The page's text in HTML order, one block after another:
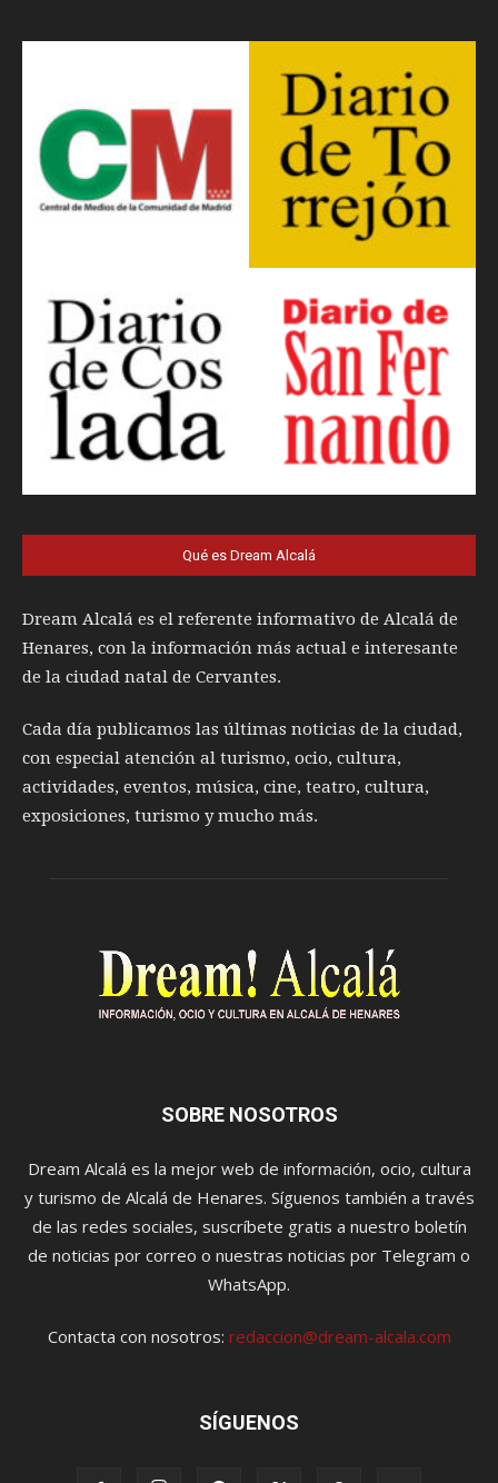
Qué es Dream Alcalá
Dream Alcalá es el referente informativo de Alcalá de
Henares, con la información más actual e interesante
de la ciudad natal de Cervantes.
Cada día publicamos las últimas noticias de la ciudad,
con especial atención al turismo, ocio, cultura,
actividades, eventos, música, cine, teatro, cultura,
exposiciones, turismo y mucho más.
SOBRE NOSOTROS
Dream Alcalá es la mejor web de información, ocio, cultura
y turismo de Alcalá de Henares. Síguenos también a través
de las redes sociales, suscríbete gratis a nuestro boletín
de noticias por correo o nuestras noticias por Telegram o
WhatsApp.
Contacta con nosotros: redaccion@dream-alcala.com
SÍGUENOS